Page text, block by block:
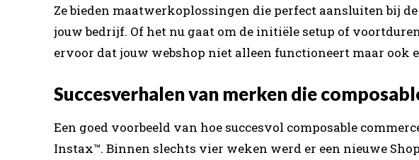
Ze bieden maatwerkoplossingen die perfect aansluiten bij
jouw bedrijf. Of het nu gaat om de initiële setup of
ervoor dat jouw webshop niet alleen functioneert maar ook
Succesverhalen van merken die
Een goed voorbeeld van hoe succesvol composable
Instax™. Binnen slechts vier weken werd er een nieuwe